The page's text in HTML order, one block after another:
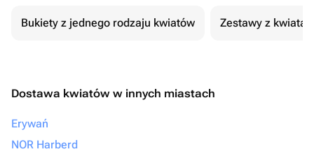
Bukiety z jednego rodzaju kwiatów Zestawy z
Dostawa kwiatów w innych miastach
Erywań
NOR Harberd